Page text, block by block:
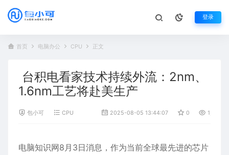
登录
首页 电脑办公 CPU 正文
台积电看家技术持续外流：2nm、
1.6nm工艺将赴美生产
包小可 CPU 2025-08-05 13:44:07 0 1,047
电脑知识网8月3日消息，作为当前全球最先进的芯片